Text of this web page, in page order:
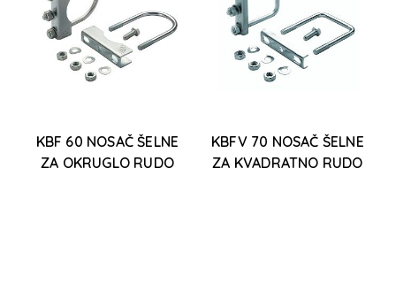
KBF 60 NOSAČ ŠELNE
ZA OKRUGLO RUDO
KBFV 70 NOSAČ ŠELNE
ZA KVADRATNO RUDO